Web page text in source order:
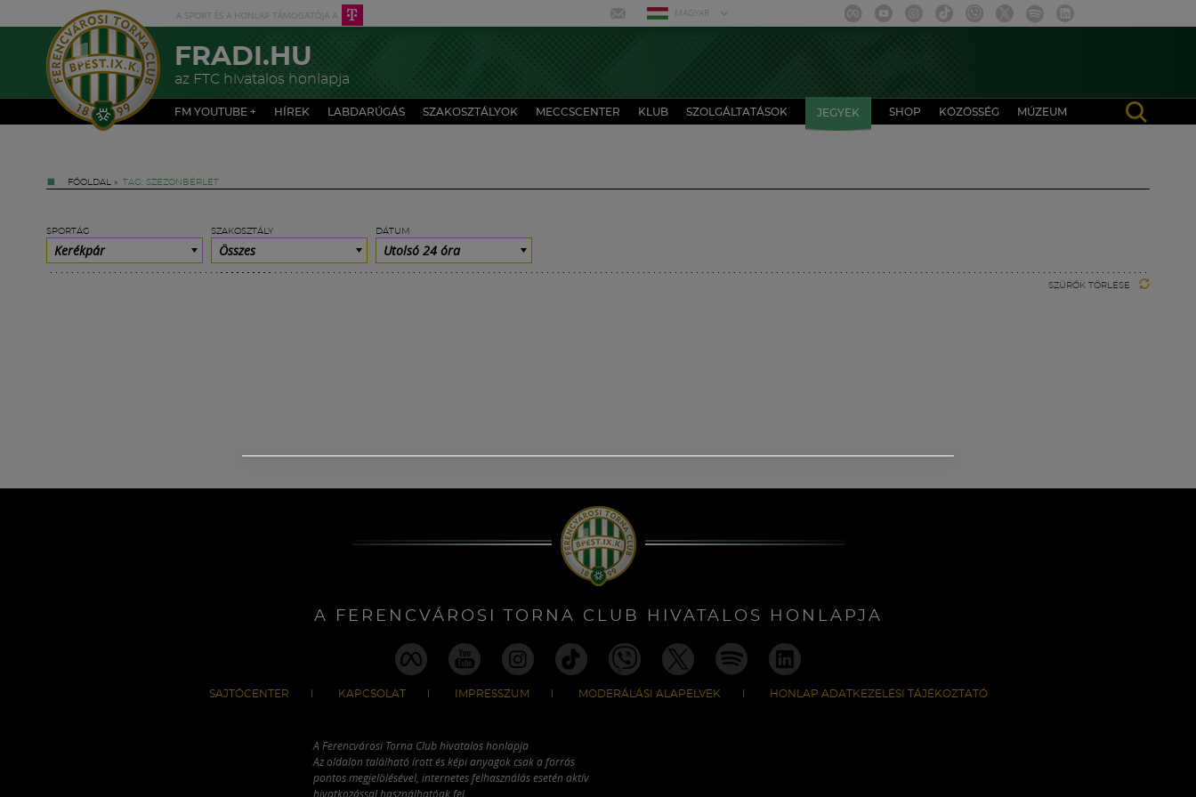
MAGYAR
FRADI.HU
az FTC hivatalos honlapja
FM YOUTUBE + HÍREK LABDARÚGÁS SZAKOSZTÁLYOK MECCSCENTER KLUB SZOLGÁLTATÁSOK JEGYEK SHOP KÖZÖSSÉG MÚZEUM
FŐOLDAL » TAG: SZEZONBÉRLET
SPORTÁG
Kerékpár
SZAKOSZTÁLY
Összes
DÁTUM
Utolsó 24 óra
SZŰRŐK TÖRLÉSE
A FERENCVÁROSI TORNA CLUB HIVATALOS HONLAPJA
SAJTÓCENTER KAPCSOLAT IMPRESSZUM MODERÁLÁSI ALAPELVEK HONLAP ADATKEZELÉSI TÁJÉKOZTATÓ
A Ferencvárosi Torna Club hivatalos honlapja
Az oldalon található írott és képi anyagok csak a forrás
pontos megjelölésével, internetes felhasználás esetén aktív
hivatkozással használhatóak fel.